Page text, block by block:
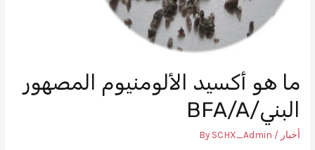
ما هو أكسيد الألومنيوم المصهور
البني/BFA/A
أخبار / By
SCHX_Admin